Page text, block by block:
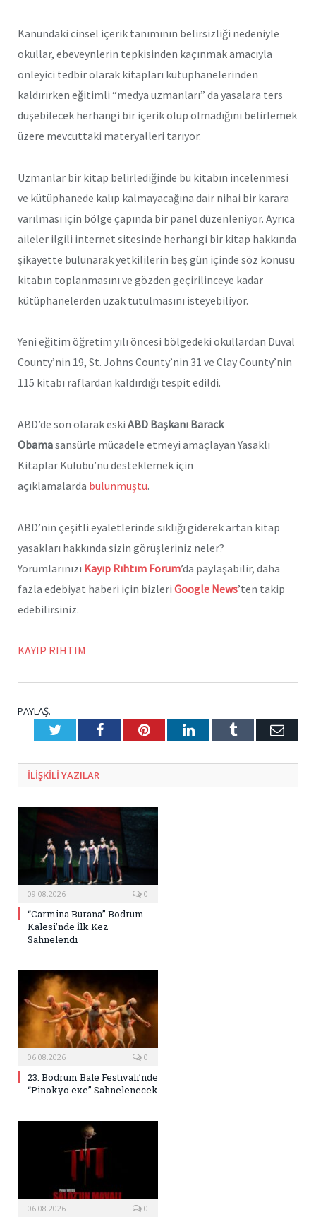
Kanundaki cinsel içerik tanımının belirsizliği nedeniyle
okullar, ebeveynlerin tepkisinden kaçınmak amacıyla
önleyici tedbir olarak kitapları kütüphanelerinden
kaldırırken eğitimli “medya uzmanları” da yasalara ters
düşebilecek herhangi bir içerik olup olmadığını belirlemek
üzere mevcuttaki materyalleri tarıyor.
Uzmanlar bir kitap belirlediğinde bu kitabın incelenmesi
ve kütüphanede kalıp kalmayacağına dair nihai bir karara
varılması için bölge çapında bir panel düzenleniyor. Ayrıca
aileler ilgili internet sitesinde herhangi bir kitap hakkında
şikayette bulunarak yetkililerin beş gün içinde söz konusu
kitabın toplanmasını ve gözden geçirilinceye kadar
kütüphanelerden uzak tutulmasını isteyebiliyor.
Yeni eğitim öğretim yılı öncesi bölgedeki okullardan Duval
County’nin 19, St. Johns County’nin 31 ve Clay County’nin
115 kitabı raflardan kaldırdığı tespit edildi.
ABD’de son olarak eski ABD Başkanı Barack
Obamasansürle mücadele etmeyi amaçlayan Yasaklı
Kitaplar Kulübü’nü desteklemek için
açıklamalarda bulunmuştu.
ABD’nin çeşitli eyaletlerinde sıklığı giderek artan kitap
yasakları hakkında sizin görüşleriniz neler?
Yorumlarınızı Kayıp Rıhtım Forum’da paylaşabilir, daha
fazla edebiyat haberi için bizleri Google News’ten takip
edebilirsiniz.
KAYIP RIHTIM
PAYLAŞ.
TwitterFacebookPinterestLinkedInTumblr E-
ILIŞKILI YAZILAR
09.08.2026 0
“Carmina Burana” Bodrum
Kalesi’nde İlk Kez
Sahnelendi
06.08.2026 0
23. Bodrum Bale Festivali’nde
“Pinokyo.exe” Sahnelenecek
06.08.2026 0